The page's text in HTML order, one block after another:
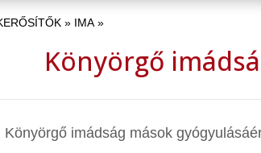
» IMA »
Könyörgő
Könyörgő imádság mások